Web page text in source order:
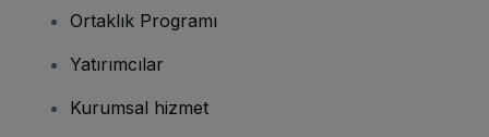
Ortaklık Programı
Yatırımcılar
Kurumsal hizmet